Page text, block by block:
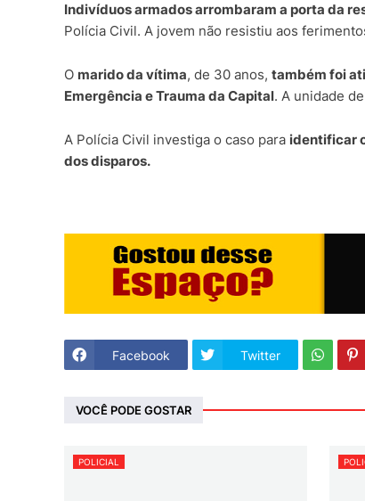
Indivíduos armados arrombaram a porta da
Polícia Civil. A jovem não resistiu aos
O marido da vítima, de 30 anos, também foi
Emergência e Trauma da Capital. A unidade
A Polícia Civil investiga o caso para identificar
dos disparos.
Facebook Twitter
VOCÊ PODE GOSTAR
POLICIAL